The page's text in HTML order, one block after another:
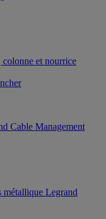
colonne et nourrice
Cable Management
métallique Legrand